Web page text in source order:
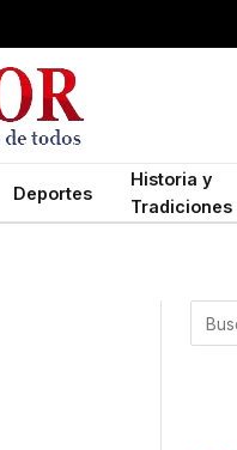
Deportes
Historia y
Tradiciones